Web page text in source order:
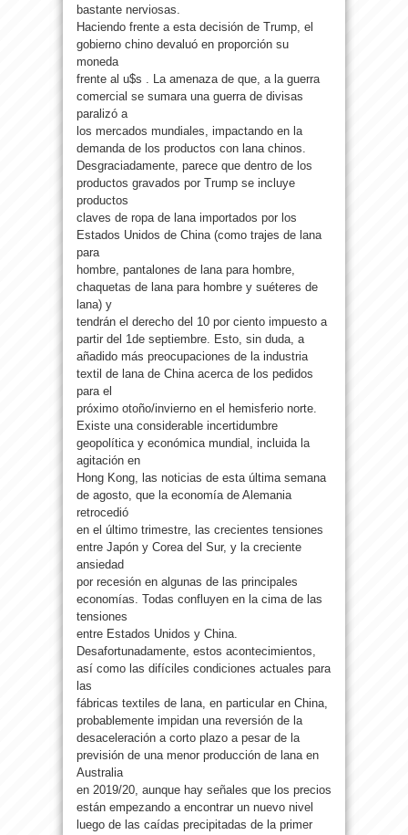
bastante nerviosas.
Haciendo frente a esta decisión de Trump, el
gobierno chino devaluó en proporción su
moneda
frente al u$s . La amenaza de que, a la guerra
comercial se sumara una guerra de divisas
paralizó a
los mercados mundiales, impactando en la
demanda de los productos con lana chinos.
Desgraciadamente, parece que dentro de los
productos gravados por Trump se incluye
productos
claves de ropa de lana importados por los
Estados Unidos de China (como trajes de lana
para
hombre, pantalones de lana para hombre,
chaquetas de lana para hombre y suéteres de
lana) y
tendrán el derecho del 10 por ciento impuesto a
partir del 1de septiembre. Esto, sin duda, a
añadido más preocupaciones de la industria
textil de lana de China acerca de los pedidos
para el
próximo otoño/invierno en el hemisferio norte.
Existe una considerable incertidumbre
geopolítica y económica mundial, incluida la
agitación en
Hong Kong, las noticias de esta última semana
de agosto, que la economía de Alemania
retrocedió
en el último trimestre, las crecientes tensiones
entre Japón y Corea del Sur, y la creciente
ansiedad
por recesión en algunas de las principales
economías. Todas confluyen en la cima de las
tensiones
entre Estados Unidos y China.
Desafortunadamente, estos acontecimientos,
así como las difíciles condiciones actuales para
las
fábricas textiles de lana, en particular en China,
probablemente impidan una reversión de la
desaceleración a corto plazo a pesar de la
previsión de una menor producción de lana en
Australia
en 2019/20, aunque hay señales que los precios
están empezando a encontrar un nuevo nivel
luego de las caídas precipitadas de la primer